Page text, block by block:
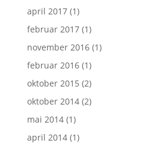
april 2017(1)
februar 2017(1)
november 2016(1)
februar 2016(1)
oktober 2015 (2)
oktober 2014(2)
mai 2014(1)
april 2014(1)